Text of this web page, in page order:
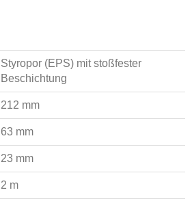
Styropor (EPS) mit stoßfester
Beschichtung
212 mm
63 mm
23 mm
2 m